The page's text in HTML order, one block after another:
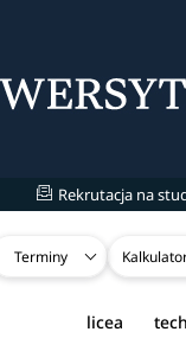
Rekrutacja na
Terminy
licea